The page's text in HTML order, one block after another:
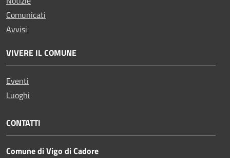
Comunicati
Avvisi
VIVERE IL COMUNE
Eventi
Luoghi
CONTATTI
Comune di Vigo di Cadore